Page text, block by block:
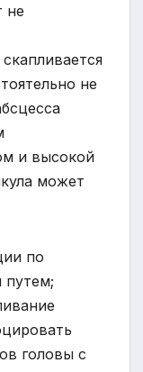
не
не
и высокой
может
по
путем;
головы с